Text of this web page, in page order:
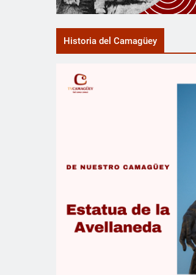
Historia del Camagüey